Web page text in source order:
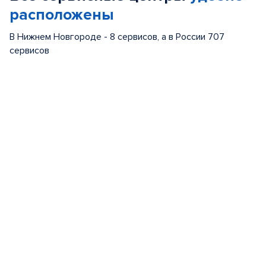
расположены
В Нижнем Новгороде - 8 сервисов, а в России 707
сервисов